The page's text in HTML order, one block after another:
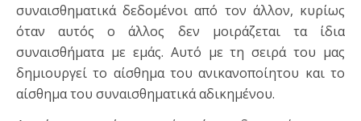
συναισθηματικά δεδομένοι από τον άλλον, κυρίως
όταν αυτός ο άλλος δεν μοιράζεται τα ίδια
συναισθήματα με εμάς. Αυτό με τη σειρά του μας
δημιουργεί το αίσθημα του ανικανοποίητου και το
αίσθημα του συναισθηματικά αδικημένου.